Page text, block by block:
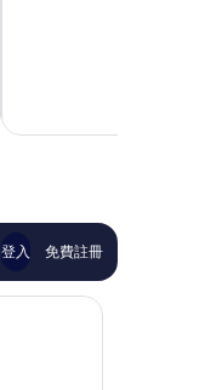
好，
論
登入 免費註冊